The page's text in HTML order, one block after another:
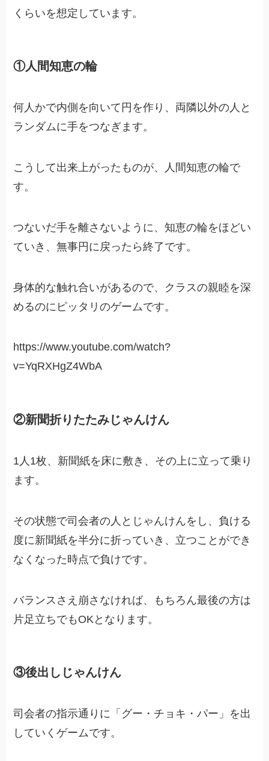
くらいを想定しています。
①人間知恵の輪
何人かで内側を向いて円を作り、両隣以外の人と
ランダムに手をつなぎます。
こうして出来上がったものが、人間知恵の輪で
す。
つないだ手を離さないように、知恵の輪をほどい
ていき、無事円に戻ったら終了です。
身体的な触れ合いがあるので、クラスの親睦を深
めるのにピッタリのゲームです。
https://www.youtube.com/watch?
v=YqRXHgZ4WbA
②新聞折りたたみじゃんけん
1人1枚、新聞紙を床に敷き、その上に立って乗り
ます。
その状態で司会者の人とじゃんけんをし、負ける
度に新聞紙を半分に折っていき、立つことができ
なくなった時点で負けです。
バランスさえ崩さなければ、もちろん最後の方は
片足立ちでもOKとなります。
③後出しじゃんけん
司会者の指示通りに「グー・チョキ・パー」を出
していくゲームです。